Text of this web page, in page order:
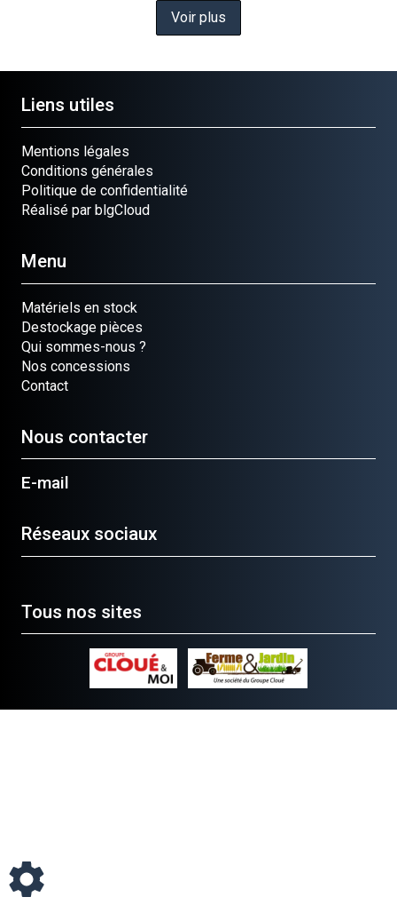
Voir plus
Liens utiles
Mentions légales
Conditions générales
Politique de confidentialité
Réalisé par blgCloud
Menu
Matériels en stock
Destockage pièces
Qui sommes-nous ?
Nos concessions
Contact
Nous contacter
E-mail
Réseaux sociaux
Tous nos sites